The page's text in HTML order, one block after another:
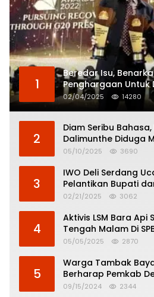
1
Beredar Isu,
Penghargaan Untuk
02/04/2025 14280
2
Diam Seribu
Dalimunthe Diduga
05/10/2025 3690
3
IWO Deli Serdang
Pelantikan Bupati
Serdang
02/21/2025 3062
4
Aktivis LSM Bara Api
Tengah Malam Di
Tinggi
05/05/2025 2870
5
Warga Tambak
Berharap Pemkab
Banjir
09/15/2024 2344